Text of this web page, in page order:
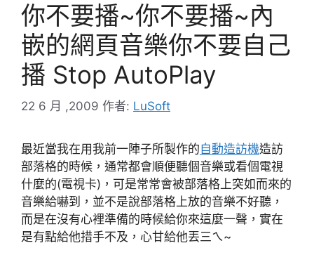
你不要播~你不要播~內
嵌的網頁音樂你不要自己
播 Stop AutoPlay
22 6 月 ,2009 作者: LuSoft
最近當我在用我前一陣子所製作的自動造訪機造訪
部落格的時候，通常都會順便聽個音樂或看個電視
什麼的(電視卡)，可是常常會被部落格上突如而來的
音樂給嚇到，並不是說部落格上放的音樂不好聽，
而是在沒有心裡準備的時候給你來這麼一聲，實在
是有點給他措手不及，心甘給他丟三ㄟ~